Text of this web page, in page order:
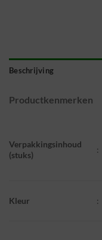
Beschrijving
Productkenmerken
Verpakkingsinhoud
(stuks)
:
Kleur :